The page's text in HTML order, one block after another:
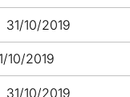
31/10/2019
10/2019
31/10/2019